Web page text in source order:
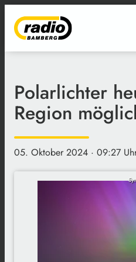
Polarlichter
Region
05. Oktober 2024 · 09:27